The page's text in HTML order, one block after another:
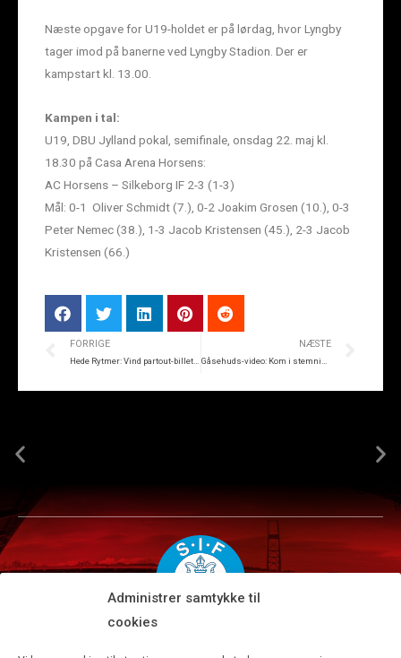
Administrer samtykke til
cookies
Næste opgave for U19-holdet er på lørdag, hvor Lyngby
tager imod på banerne ved Lyngby Stadion. Der er
kampstart kl. 13.00.
Kampen i tal:
U19, DBU Jylland pokal, semifinale, onsdag 22. maj kl.
18.30 på Casa Arena Horsens:
AC Horsens – Silkeborg IF 2-3 (1-3)
Mål: 0-1 Oliver Schmidt (7.), 0-2 Joakim Grosen (10.), 0-3
Peter Nemec (38.), 1-3 Jacob Kristensen (45.), 2-3 Jacob
Kristensen (66.)
FORRIGE
Hede Rytmer: Vind partout-billetter i Fanzonen
NÆSTE
Gåsehuds-video: Kom i stemning til lørdag